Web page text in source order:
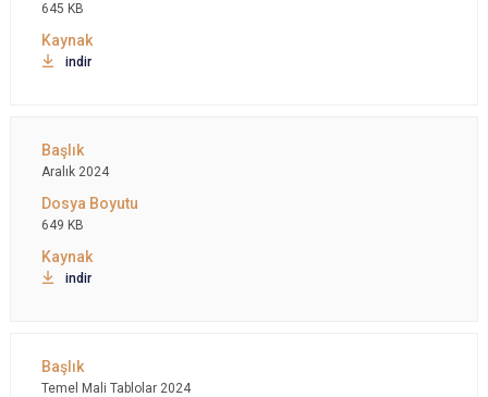
645 KB
indir
Aralık 2024
649 KB
indir
Temel Mali Tablolar 2024